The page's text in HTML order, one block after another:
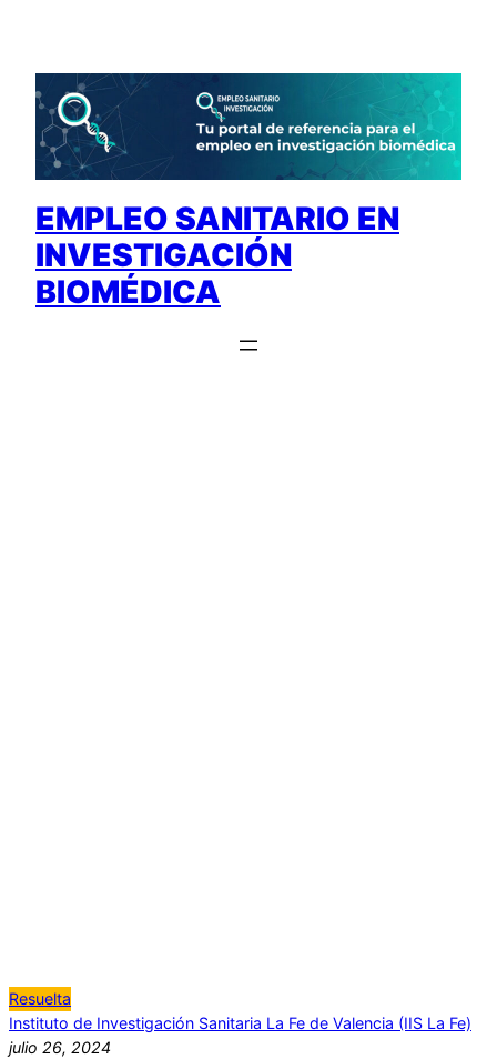
contenido
EMPLEO SANITARIO EN
INVESTIGACIÓN
BIOMÉDICA
Resuelta
Instituto de Investigación Sanitaria La Fe de Valencia (IIS La Fe)
julio 26, 2024